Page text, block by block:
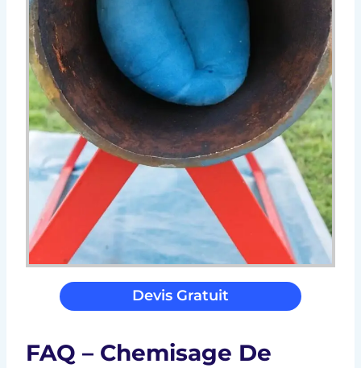
Devis Gratuit
FAQ – Chemisage De